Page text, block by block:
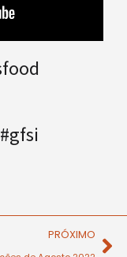
PRÓXIMO